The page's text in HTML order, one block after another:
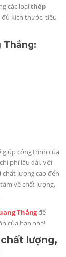
các loạithép
đủ kích thước, tiêu
Thắng:
giúp công trình của
phí lâu dài. Với
chất lượng cao đến
về chất lượng,
Thắngđể
của bạn nhé!
lượng,